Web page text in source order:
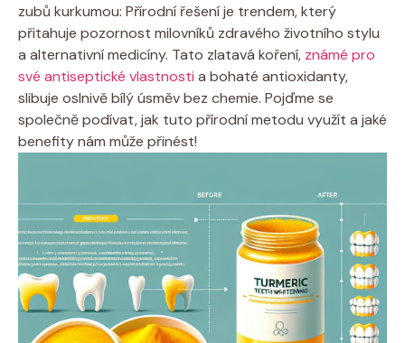
zubů kurkumou: Přírodní řešení je trendem, který
přitahuje pozornost milovníků zdravého životního stylu
a alternativní medicíny. Tato zlatavá koření, známé pro
své antiseptické vlastnosti a bohaté antioxidanty,
slibuje oslnivě bílý úsměv bez chemie. Pojďme se
společně podívat, jak tuto přírodní metodu využít a jaké
benefity nám může přinést!